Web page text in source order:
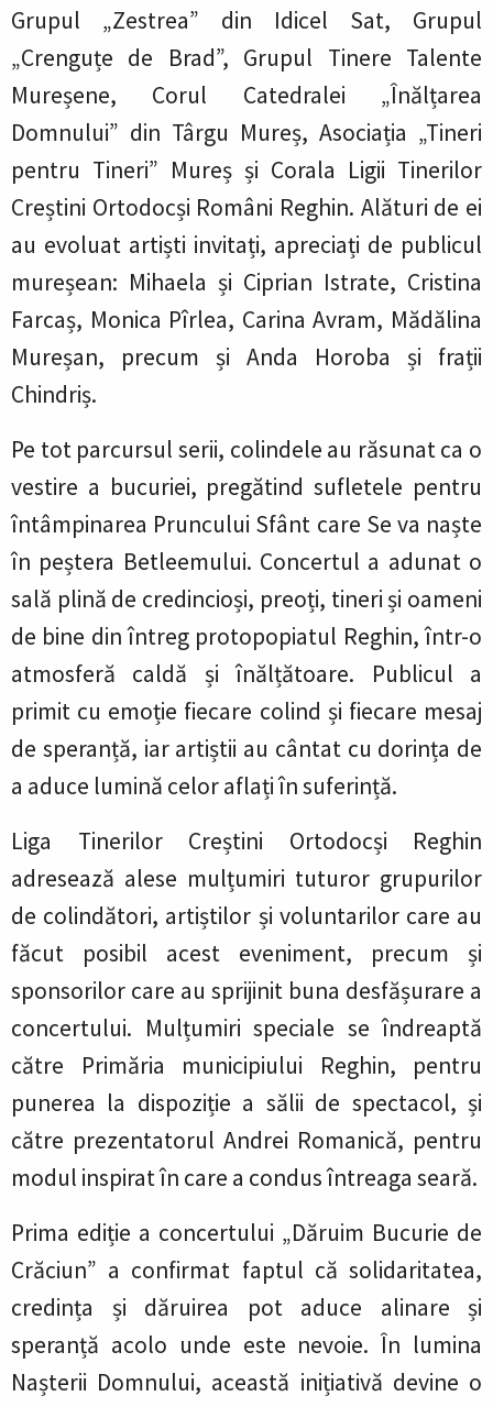
Grupul „Zestrea” din Idicel Sat, Grupul
„Crenguțe de Brad”, Grupul Tinere Talente
Mureșene, Corul Catedralei „Înălțarea
Domnului” din Târgu Mureș, Asociația „Tineri
pentru Tineri” Mureș și Corala Ligii Tinerilor
Creștini Ortodocși Români Reghin. Alături de ei
au evoluat artiști invitați, apreciați de publicul
mureșean: Mihaela și Ciprian Istrate, Cristina
Farcaș, Monica Pîrlea, Carina Avram, Mădălina
Mureșan, precum și Anda Horoba și frații
Chindriș.
Pe tot parcursul serii, colindele au răsunat ca o
vestire a bucuriei, pregătind sufletele pentru
întâmpinarea Pruncului Sfânt care Se va naște
în peștera Betleemului. Concertul a adunat o
sală plină de credincioși, preoți, tineri și oameni
de bine din întreg protopopiatul Reghin, într-o
atmosferă caldă și înălțătoare. Publicul a
primit cu emoție fiecare colind și fiecare mesaj
de speranță, iar artiștii au cântat cu dorința de
a aduce lumină celor aflați în suferință.
Liga Tinerilor Creștini Ortodocși Reghin
adresează alese mulțumiri tuturor grupurilor
de colindători, artiștilor și voluntarilor care au
făcut posibil acest eveniment, precum și
sponsorilor care au sprijinit buna desfășurare a
concertului. Mulțumiri speciale se îndreaptă
către Primăria municipiului Reghin, pentru
punerea la dispoziție a sălii de spectacol, și
către prezentatorul Andrei Romanică, pentru
modul inspirat în care a condus întreaga seară.
Prima ediție a concertului „Dăruim Bucurie de
Crăciun” a confirmat faptul că solidaritatea,
credința și dăruirea pot aduce alinare și
speranță acolo unde este nevoie. În lumina
Nașterii Domnului, această inițiativă devine o